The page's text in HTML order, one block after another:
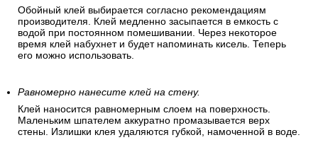
Обойный клей выбирается согласно рекомендациям
производителя. Клей медленно засыпается в емкость с
водой при постоянном помешивании. Через некоторое
время клей набухнет и будет напоминать кисель. Теперь
его можно использовать.
Равномерно нанесите клей на стену.
Клей наносится равномерным слоем на поверхность.
Маленьким шпателем аккуратно промазывается верх
стены. Излишки клея удаляются губкой, намоченной в воде.